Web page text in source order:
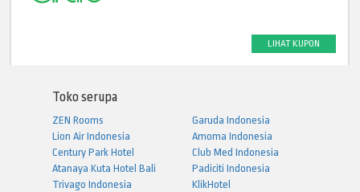
LIHAT KUPON
Toko serupa
ZEN Rooms
Lion Air Indonesia
Century Park Hotel
Atanaya Kuta Hotel Bali
Trivago Indonesia
Garuda Indonesia
Amoma Indonesia
Club Med Indonesia
Padiciti Indonesia
KlikHotel